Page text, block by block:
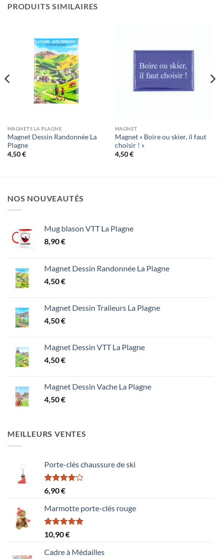
PRODUITS SIMILAIRES
MAGNETS LA PLAGNE
Magnet Dessin Randonnée La
Plagne
4,50€
MAGNET
Magnet « Boire ou skier, il faut
choisir ! »
4,50€
NOS NOUVEAUTÉS
Mug blason VTT La Plagne
8,90€
Magnet Dessin Randonnée La Plagne
4,50€
Magnet Dessin Traileurs La Plagne
4,50€
Magnet Dessin VTT La Plagne
4,50€
Magnet Dessin Vache La Plagne
4,50€
MEILLEURS VENTES
Porte-clés chaussure de ski
Note
4.00
5
6,90€
Marmotte porte-clés rouge
Note5.00
sur 5
10,90€
Cadre à Médailles